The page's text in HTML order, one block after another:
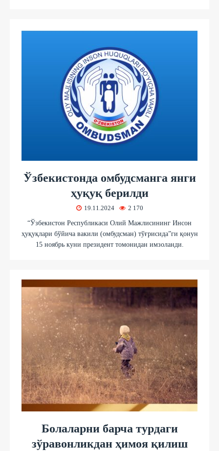
Ўзбекистонда омбудсманга янги
ҳуқуқ берилди
19.11.2024 2 170
“Ўзбекистон Республикаси Олий Мажлисининг Инсон
ҳуқуқлари бўйича вакили (омбудсман) тўғрисида”ги қонун
15 ноябрь куни президент томонидан имзоланди.
Болаларни барча турдаги
зўравонликдан ҳимоя қилиш